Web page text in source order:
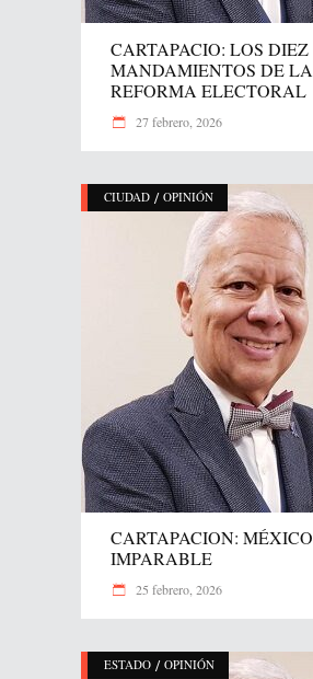
CARTAPACIO: LOS DIEZ
MANDAMIENTOS DE LA
REFORMA ELECTORAL
27 febrero, 2026
CIUDAD / OPINIÓN
CARTAPACION: MÉXICO
IMPARABLE
25 febrero, 2026
ESTADO / OPINIÓN